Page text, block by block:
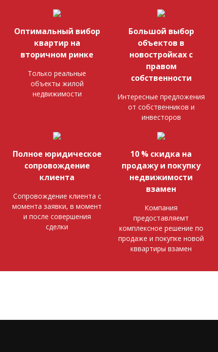
Оптимальный вибор
квартир на
вторичном ринке
Только реальные
объекты жилой
недвижимости
Большой выбор
объектов в
новостройках с
правом
собственности
Интересные предложения
от собственников и
инвесторов
Полное юридическое
сопровождение
клиента
Сопровождение клиента с
момента заявки, в момент
и после совершения
сделки
10 % скидка на
продажу и покупку
недвижимости
взамен
Компания
предоставляемт
комплексное решение по
продаже и покупке новой
кввартиры взамен